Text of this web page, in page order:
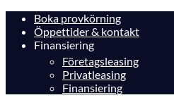
Boka provkörning
Öppettider & kontakt
Finansiering
Företagsleasing
Privatleasing
Finansiering